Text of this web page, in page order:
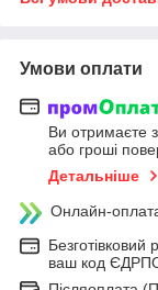
Умови оплати
Ви отримаєте
або гроші
Детальніше
Онлайн-
ваш код